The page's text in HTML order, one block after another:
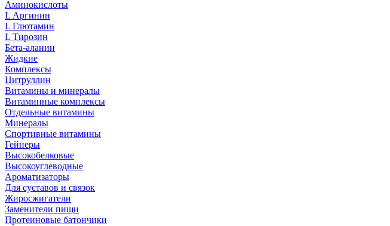
Аминокислоты
L Аргинин
L Глютамин
L Тирозин
Бета-аланин
Жидкие
Комплексы
Цитруллин
Витамины и минералы
Витаминные комплексы
Отдельные витамины
Минералы
Спортивные витамины
Гейнеры
Высокобелковые
Высокоуглеводные
Ароматизаторы
Для суставов и связок
Жиросжигатели
Заменители пищи
Протеиновые батончики